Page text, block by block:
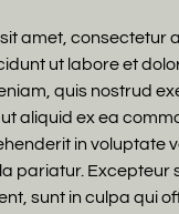
amet, consectetur
ut labore et
quis nostrud
aliquid ex ea
in voluptate
pariatur. Excepteur
sunt in culpa qui